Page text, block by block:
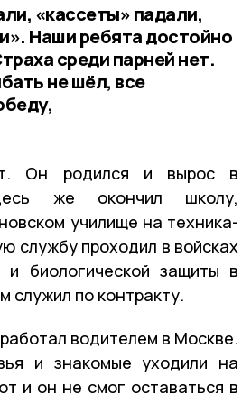
«кассеты» падали,
Наши ребята достойно
среди парней нет.
не шёл, все
Он родился и вырос в
же окончил школу,
училище на техника-
службу проходил в войсках
и биологической защиты в
служил по контракту.
водителем в Москве.
и знакомые уходили на
и он не смог оставаться в